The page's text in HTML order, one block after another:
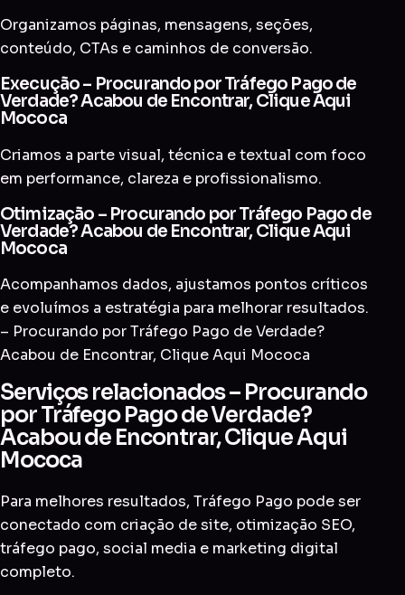
Organizamos páginas, mensagens, seções,
conteúdo, CTAs e caminhos de conversão.
Execução – Procurando por Tráfego Pago de
Verdade? Acabou de Encontrar, Clique Aqui
Mococa
Criamos a parte visual, técnica e textual com foco
em performance, clareza e profissionalismo.
Otimização – Procurando por Tráfego Pago de
Verdade? Acabou de Encontrar, Clique Aqui
Mococa
Acompanhamos dados, ajustamos pontos críticos
e evoluímos a estratégia para melhorar resultados.
– Procurando por Tráfego Pago de Verdade?
Acabou de Encontrar, Clique Aqui Mococa
Serviços relacionados – Procurando
por Tráfego Pago de Verdade?
Acabou de Encontrar, Clique Aqui
Mococa
Para melhores resultados, Tráfego Pago pode ser
conectado com criação de site, otimização SEO,
tráfego pago, social media e marketing digital
completo.